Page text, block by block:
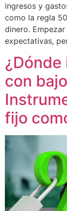
ingresos y
como la regla
dinero.
expectativas,
con
fijo